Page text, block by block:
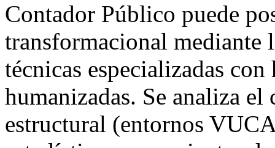
Contador Público puede
transformacional mediante
técnicas especializadas
humanizadas. Se analiza
estructural (entornos